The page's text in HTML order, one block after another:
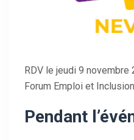
RDV le jeudi 9 novembre
Forum Emploi et
Pendant